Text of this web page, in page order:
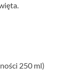
250 ml)